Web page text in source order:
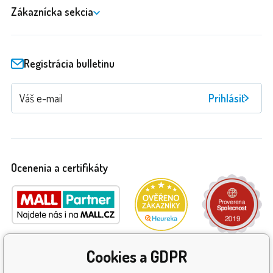
Zákaznícka sekcia
Registrácia bulletinu
Prihlásiť
Ocenenia a certifikáty
Cookies a GDPR